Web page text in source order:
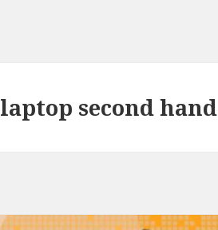
laptop second hand